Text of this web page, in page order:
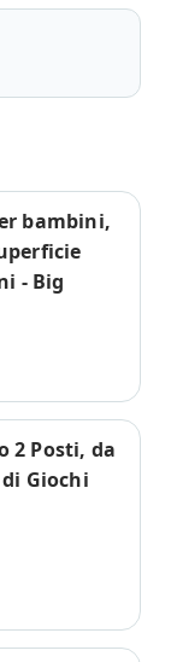
bambini,
- Big
2 Posti, da
Giochi